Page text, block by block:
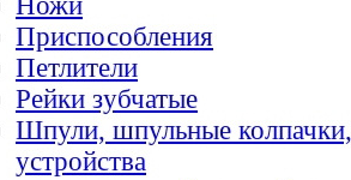
Приспособления
Петлители
Рейки зубчатые
Шпули, шпульные
устройства